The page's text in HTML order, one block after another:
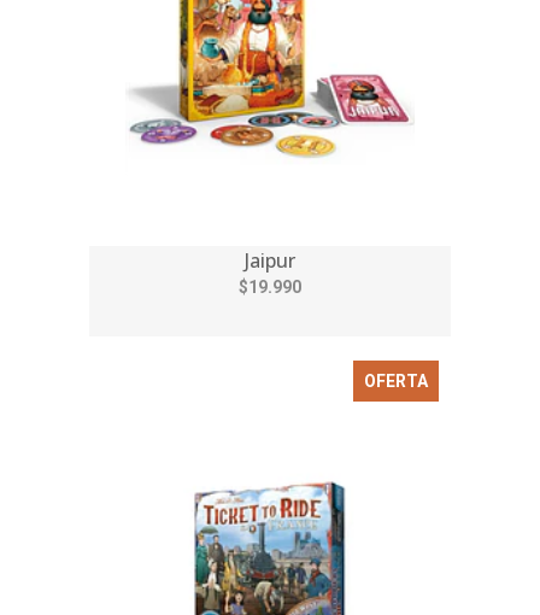
Jaipur
$19.990
OFERTA